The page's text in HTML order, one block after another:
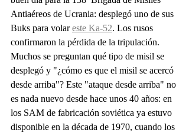
Antiaéreos de Ucrania: desplegó uno de sus
Buks para volar este Ka-52. Los rusos
confirmaron la pérdida de la tripulación.
Muchos se preguntan qué tipo de misil se
desplegó y "¿cómo es que el misil se acercó
desde arriba"? Este "ataque desde arriba" no
es nada nuevo desde hace unos 40 años: en
los SAM de fabricación soviética ya estuvo
disponible en la década de 1970, cuando los